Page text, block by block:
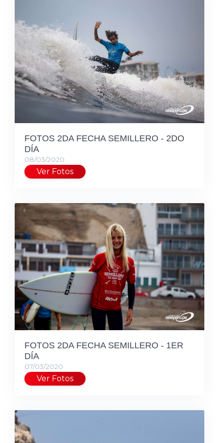
FOTOS 2DA FECHA SEMILLERO - 2DO
DÍA
08/03/2020
Ver Fotos
FOTOS 2DA FECHA SEMILLERO - 1ER
DÍA
07/03/2020
Ver Fotos